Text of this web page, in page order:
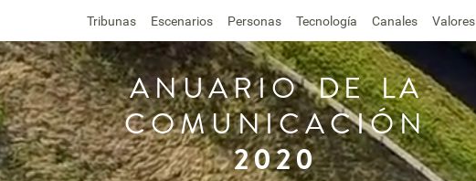
Tribunas Escenarios Personas Tecnología Canales Valores
ANUARIO DE LA
COMUNICACIÓN
2020